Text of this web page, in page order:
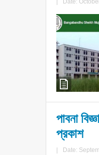
Date:
পাবনা
প্রকাশ
Date: